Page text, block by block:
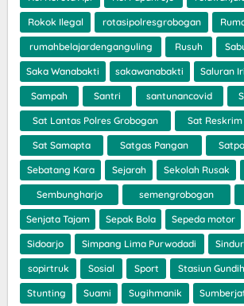
Rokok Ilegal rotasipolresgrobogan
rumahbelajardenganguling Rusuh
Saka Wanabakti sakawanabakti Saluran
Sampah Santri santunancovid
Sat Lantas Polres Grobogan Sat
Sat Samapta Satgas Pangan
Sebatang Kara Sejarah Sekolah Rusak
Sembungharjo semengrobogan
Senjata Tajam Sepak Bola Sepeda motor
Sidoarjo Simpang Lima Purwodadi
sopirtruk Sosial Sport Stasiun Gundih
Stunting Suami Sugihmanik